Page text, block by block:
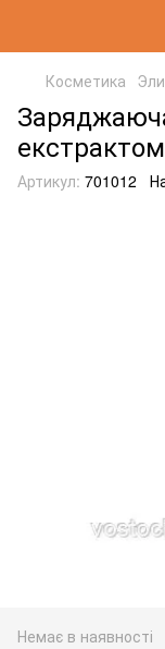
Косметика
Артикул: 701012
Немає в наявності